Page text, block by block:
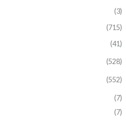
(3)
(715)
(41)
(528)
(552)
(7)
(7)